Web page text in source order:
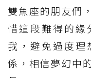
雙魚座的朋友們
惜這段難得的緣
我，避免過度理
係，相信夢幻中